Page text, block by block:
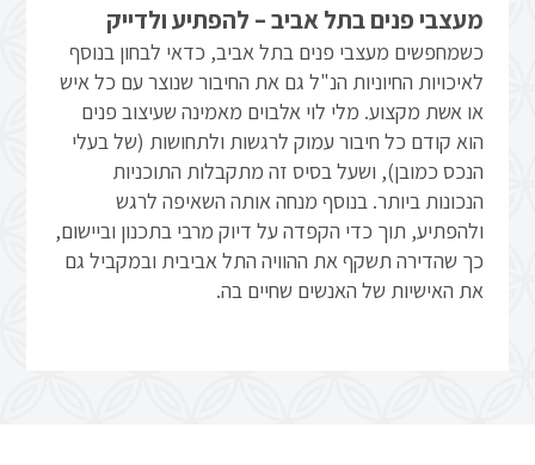
מעצבי פנים בתל אביב – להפתיע ולדייק
כשמחפשים מעצבי פנים בתל אביב, כדאי לבחון בנוסף
לאיכויות החיוניות הנ"ל גם את החיבור שנוצר עם כל איש
או אשת מקצוע. מלי לוי אלבוים מאמינה שעיצוב פנים
הוא קודם כל חיבור עמוק לרגשות ולתחושות (של בעלי
הנכס כמובן), ושעל בסיס זה מתקבלות התוכניות
הנכונות ביותר. בנוסף מנחה אותה השאיפה לרגש
ולהפתיע, תוך כדי הקפדה על דיוק מרבי בתכנון וביישום,
כך שהדירה תשקף את ההוויה התל אביבית ובמקביל גם
את האישיות של האנשים שחיים בה.